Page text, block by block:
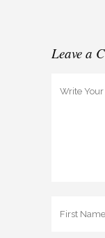
Leave a